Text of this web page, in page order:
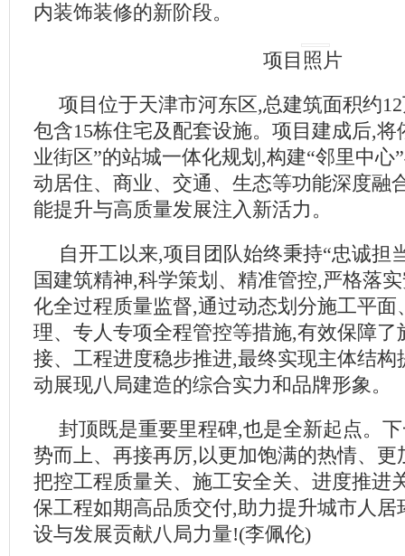
内装饰装修的新阶段。
项目照片
项目位于天津市河东区,总建筑面积约
包含15栋住宅及配套设施。项目建成后,将
业街区”的站城一体化规划,构建“邻里中心
动居住、商业、交通、生态等功能深度融
能提升与高质量发展注入新活力。
自开工以来,项目团队始终秉持“忠诚担
国建筑精神,科学策划、精准管控,严格落
化全过程质量监督,通过动态划分施工平面
理、专人专项全程管控等措施,有效保障了
接、工程进度稳步推进,最终实现主体结构
动展现八局建造的综合实力和品牌形象。
封顶既是重要里程碑,也是全新起点。
势而上、再接再厉,以更加饱满的热情、更
把控工程质量关、施工安全关、进度推进
保工程如期高品质交付,助力提升城市人居
设与发展贡献八局力量!(李佩伦)